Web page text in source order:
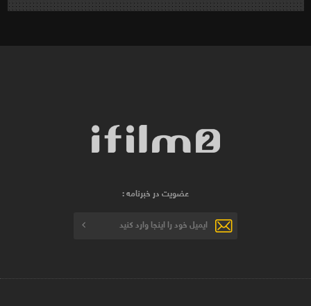
عضویت در خبرنامه :